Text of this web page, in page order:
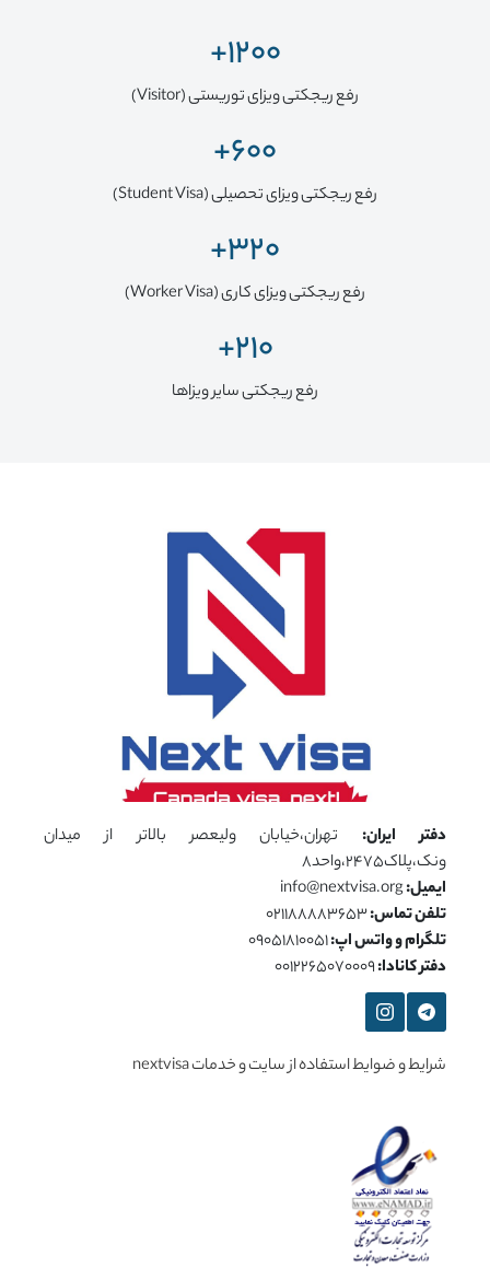
1200+
رفع ریجکتی ویزای توریستی (Visitor)
600+
رفع ریجکتی ویزای تحصیلی (Student Visa)
320+
رفع ریجکتی ویزای کاری (Worker Visa)
210+
رفع ریجکتی سایر ویزاها
دفتر ایران: تهران،خیابان ولیعصر بالاتر از میدان
ونک،پلاک2475،واحد8
ایمیل:
تلفن تماس:
تلگرام و واتس اپ:
دفتر کانادا:
شرایط و ضوایط استفاده از سایت و خدمات nextvisa